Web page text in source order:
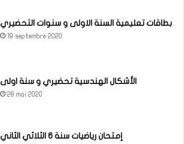
بطاقات تعليمية السنة الاولى و سنوات التحضيري
19 septembre 2020
الأشكال الهندسية تحضيري و سنة اولى
28 mai 2020
إمتحان رياضيات سنة 6 الثلاثي الثاني